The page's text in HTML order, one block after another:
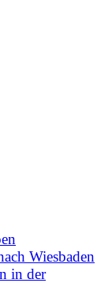
Wiesbaden
in der